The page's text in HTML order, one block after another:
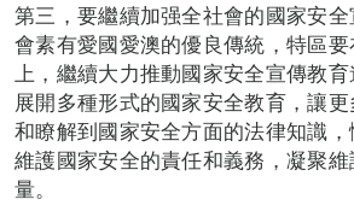
第三，要繼續加强全社會的國家安
會素有愛國愛澳的優良傳統，特區
上，繼續大力推動國家安全宣傳教育
展開多種形式的國家安全教育，讓
和瞭解到國家安全方面的法律知識
維護國家安全的責任和義務，凝聚
量。